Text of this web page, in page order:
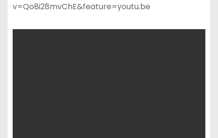
v=Qo8i28mvChE&feature=youtu.be